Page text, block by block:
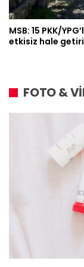
MSB: 15 PKK/
etkisiz hale
FOTO &